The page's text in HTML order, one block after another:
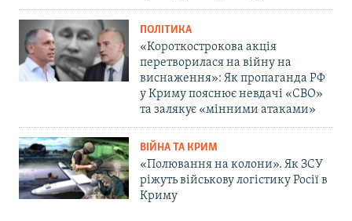
ПОЛІТИКА
«Короткострокова акція
перетворилася на війну на
виснаження»: Як пропаганда РФ
у Криму пояснює невдачі «СВО»
та залякує «мінними атаками»
ВІЙНА ТА КРИМ
«Полювання на колони». Як ЗСУ
ріжуть військову логістику Росії в
Криму